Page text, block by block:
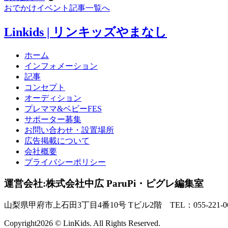
おでかけイベント記事一覧へ
Linkids | リンキッズやまなし
ホーム
インフォメーション
記事
コンセプト
オーディション
プレママ&ベビーFES
サポーター募集
お問い合わせ・設置場所
広告掲載について
会社概要
プライバシーポリシー
運営会社:株式会社中広 ParuPi・ピグレ編集室
山梨県甲府市上石田3丁目4番10号 Tビル2階 TEL：055-221-
Copyright2026 © LinKids. All Rights Reserved.